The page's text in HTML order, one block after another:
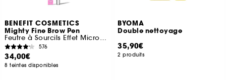
BENEFIT COSMETICS
Mighty Fine Brow Pen
Feutre à Sourcils Effet Micro Pigmentation
576
34,00€
8 teintes disponibles
BYOMA
Double nettoyage
35,90€
2 produits